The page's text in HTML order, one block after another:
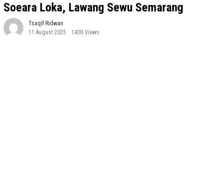
Soeara Loka, Lawang Sewu Semarang
Tsaqif Ridwan
11 August 2025
1400 Views